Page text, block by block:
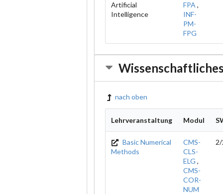
Artificial
Intelligence
FPA ,
INF-
PM-
FPG
nach oben
Lehrveranstaltung Modul
Basic Numerical
Methods
CMS-
CLS-
ELG ,
CMS-
COR-
NUM